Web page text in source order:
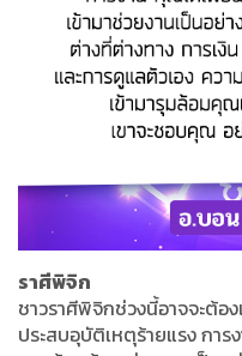
ราศีพิจิก
ชาวราศีพิจิกช่วงนี้อาจจะต้อ
ประสบอุบัติเหตุร้ายแรง กา